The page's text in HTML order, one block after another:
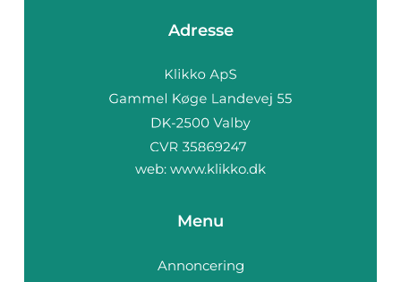
Adresse
web: www.klikko.dk
Menu
Annoncering